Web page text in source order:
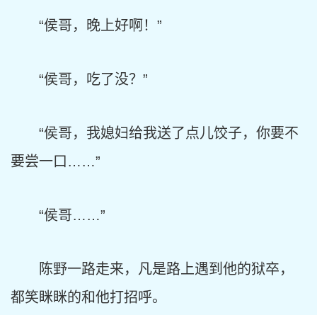
“侯哥，晚上好啊！”
“侯哥，吃了没？”
“侯哥，我媳妇给我送了点儿饺子，你要不
要尝一口……”
“侯哥……”
陈野一路走来，凡是路上遇到他的狱卒，
都笑眯眯的和他打招呼。